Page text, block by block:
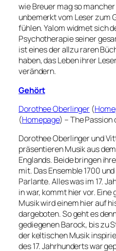
wie Breuer mag so
unbemerkt vom Leser zum
fühlen. Yalom widmet sich
Psychotherapie seiner
ist eines der allzu raren
haben, das Leben ihrer
verändern.
Gehört
Dorothee Oberlinger (
(Homepage) – The Passion
Dorothee Oberlinger und
präsentieren Musik aus
Englands. Beide bringen
mit. Das Ensemble 1700
Parlante. Alles was im 17.
in war, kommt hier vor.
Musik wird einem hier auf
dargeboten. So geht es
gediegenen Barock, bis zu
der keltischen Musik
des 17. Jahrhunderts war